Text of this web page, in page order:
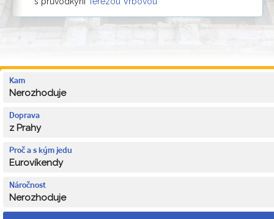
Kam
Nerozhoduje
Doprava
z Prahy
Proč a s kým jedu
Eurovíkendy
Náročnost
Nerozhoduje